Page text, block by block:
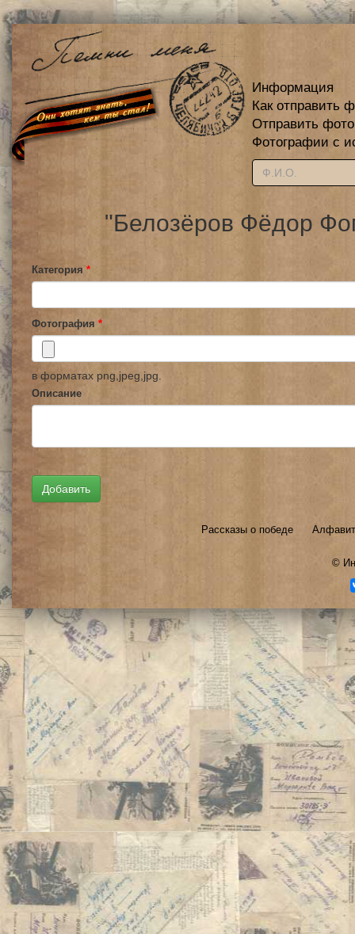
Информация
Как отправить
Отправить
Фотографии с
"Белозёров Фёдор
Категория *
Фотография *
в форматах png,jpeg,jpg.
Описание
Рассказы о победе
©